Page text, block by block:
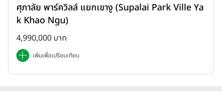
ศุภาลัย พาร์ควิลล์ แยกเขางู (Supalai Park Ville Ya
k Khao Ngu)
4,990,000 บาท
เพิ่มเพื่อเปรียบเทียบ